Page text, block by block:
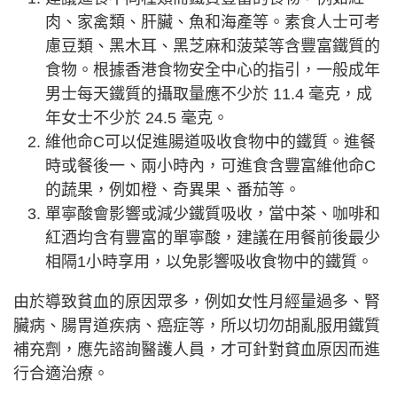
肉、家禽類、肝臟、魚和海產等。素食人士可考
慮豆類、黑木耳、黑芝麻和菠菜等含豐富鐵質的
食物。根據香港食物安全中心的指引，一般成年
男士每天鐵質的攝取量應不少於 11.4 毫克，成
年女士不少於 24.5 毫克。
維他命C可以促進腸道吸收食物中的鐵質。進餐
時或餐後一、兩小時內，可進食含豐富維他命C
的蔬果，例如橙、奇異果、番茄等。
單寧酸會影響或減少鐵質吸收，當中茶、咖啡和
紅酒均含有豐富的單寧酸，建議在用餐前後最少
相隔1小時享用，以免影響吸收食物中的鐵質。
由於導致貧血的原因眾多，例如女性月經量過多、腎
臟病、腸胃道疾病、癌症等，所以切勿胡亂服用鐵質
補充劑，應先諮詢醫護人員，才可針對貧血原因而進
行合適治療。